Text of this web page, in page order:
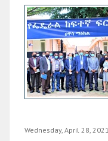
Wednesday, April 28, 2021